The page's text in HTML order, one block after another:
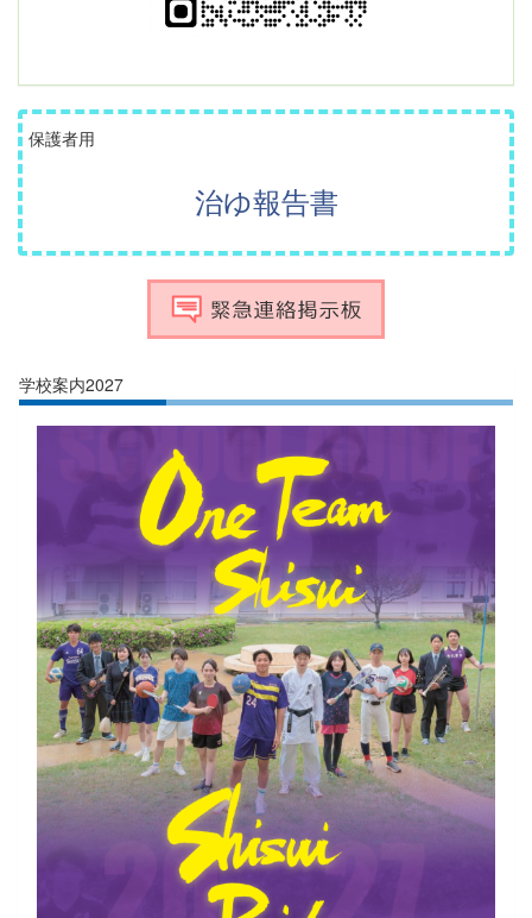
保護者用
治ゆ報告書
学校案内2027